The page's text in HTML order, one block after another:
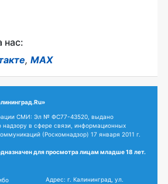
нас:
, MAX
СМИ: Эл № ФС77-43520, выдано
в сфере связи, информационных
(Роскомнадзор) 17 января 2011 г.
для просмотра лицам младше 18 лет.
Адрес: г. Калининград, ул.